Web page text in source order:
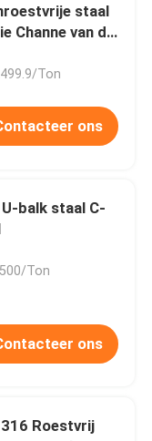
staal
Channe van de
304L
Ton
ons
balk staal C-
Ton
ons
Roestvrij